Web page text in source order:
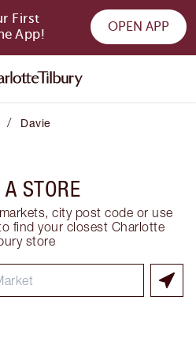
First
App!
OPEN APP
/ Davie
STORE
city post code or use
find your closest Charlotte
store